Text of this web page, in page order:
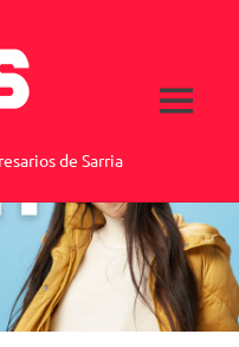
de Sarria
MENU